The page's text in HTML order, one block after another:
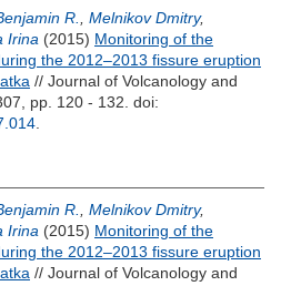
R. Melnikov Dmitry,
Irina (2015) Monitoring of the
the 2012–2013 fissure eruption
// Journal of Volcanology and
pp. 120 - 132. doi:
R. Melnikov Dmitry,
Irina (2015) Monitoring of the
the 2012–2013 fissure eruption
// Journal of Volcanology and